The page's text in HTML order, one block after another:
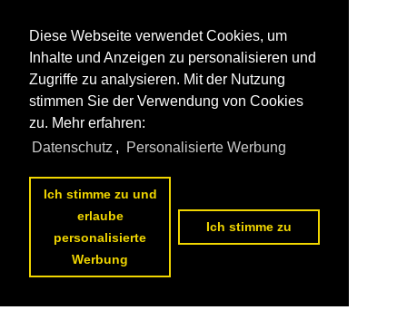
Diese Webseite verwendet Cookies, um
Inhalte und Anzeigen zu personalisieren und
Zugriffe zu analysieren. Mit der Nutzung
stimmen Sie der Verwendung von Cookies
zu. Mehr erfahren:
Datenschutz , Personalisierte Werbung
Ich stimme zu und
erlaube
personalisierte
Werbung
Ich stimme zu